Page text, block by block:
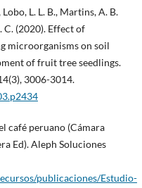
L. L. B., Martins, A. B.
C. (2020). Effect of
microorganisms on soil
of fruit tree seedlings.
3006-3014.
café peruano (Cámara
Ed). Aleph Soluciones
publicaciones/Estudio-